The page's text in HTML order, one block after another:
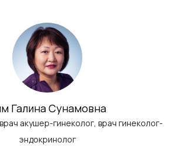
Галина Сунамовна
акушер-гинеколог, врач гинеколог-
эндокринолог